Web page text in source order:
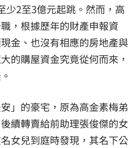
少2至3億元起跳。然而，高
，根據歷年的財產申報資
金、也沒有相應的房地產與
的購屋資金究竟從何而來，
」的豪宅，原為高金素梅弟
續轉賣給前助理張俊傑的女
女兒到庭時發現，其名下公